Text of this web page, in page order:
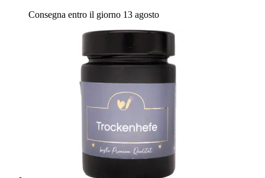
Consegna entro il giorno 13 agosto